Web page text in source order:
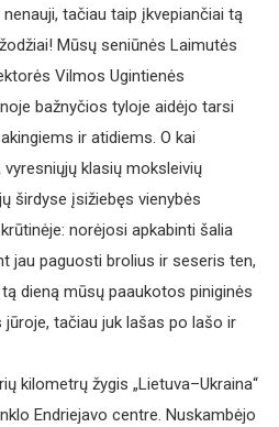
tačiau taip įkvepiančiai tą
Mūsų seniūnės Laimutės
Vilmos Ugintienės
bažnyčios tyloje aidėjo tarsi
ir atidiems. O kai
klasių moksleivių
širdyse įsižiebęs vienybės
norėjosi apkabinti šalia
jau paguosti brolius ir seseris ten,
dieną mūsų paaukotos piniginės
tačiau juk lašas po lašo ir
kilometrų žygis „Lietuva–Ukraina“
Endriejavo centre. Nuskambėjo